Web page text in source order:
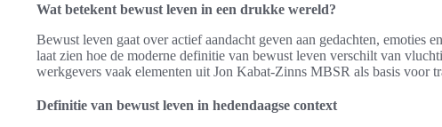
Wat betekent bewust leven in een drukke wereld?
Bewust leven gaat over actief aandacht geven aan gedachten, emoties
laat zien hoe de moderne definitie van bewust leven verschilt van
werkgevers vaak elementen uit Jon Kabat-Zinns MBSR als basis voor
Definitie van bewust leven in hedendaagse context